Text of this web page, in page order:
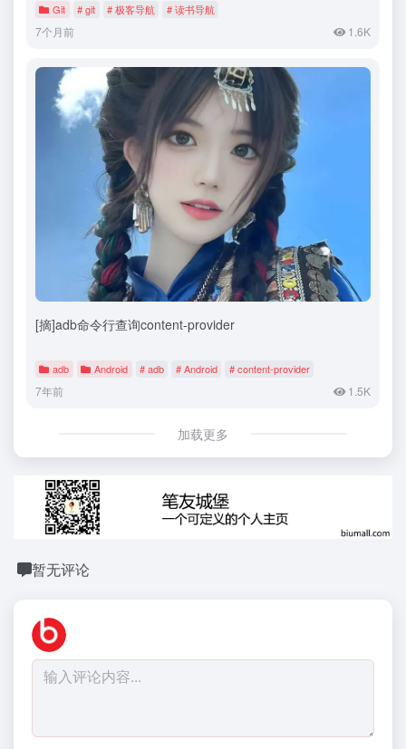
Git # git # 极客导航 # 读书导航
7个月前 1.6K
[摘]adb命令行查询content-provider
adb Android # adb # Android # content-provider
7年前 1.5K
加载更多
暂无评论